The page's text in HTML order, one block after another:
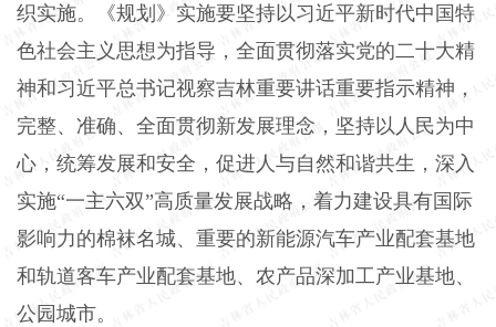
织实施。《规划》实施要坚持以习近平新时代中国特
色社会主义思想为指导，全面贯彻落实党的二十大精
神和习近平总书记视察吉林重要讲话重要指示精神，
完整、准确、全面贯彻新发展理念，坚持以人民为中
心，统筹发展和安全，促进人与自然和谐共生，深入
实施“一主六双”高质量发展战略，着力建设具有国际
影响力的棉袜名城、重要的新能源汽车产业配套基地
和轨道客车产业配套基地、农产品深加工产业基地、
公园城市。